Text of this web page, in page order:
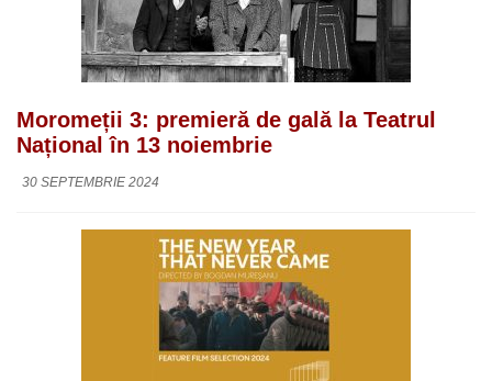
Moromeții 3: premieră de gală la Teatrul
Național în 13 noiembrie
30 SEPTEMBRIE 2024